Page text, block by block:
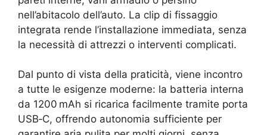
nell’abitacolo dell’auto. La clip di fissaggio
integrata rende l’installazione immediata, senza
la necessità di attrezzi o interventi complicati.
Dal punto di vista della praticità, viene incontro
a tutte le esigenze moderne: la batteria interna
da 1200 mAh si ricarica facilmente tramite porta
USB‑C, offrendo autonomia sufficiente per